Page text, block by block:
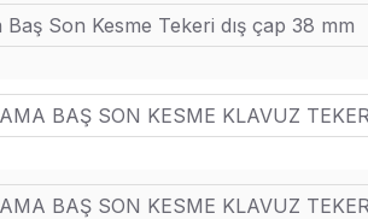
Son Kesme Tekeri dış çap 38 mm
BAŞ SON KESME KLAVUZ
BAŞ SON KESME KLAVUZ